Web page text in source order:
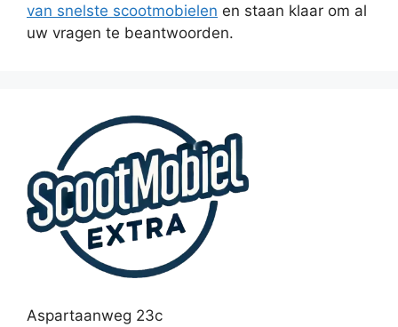
van snelste scootmobielen en staan klaar om al
uw vragen te beantwoorden.
Aspartaanweg 23c